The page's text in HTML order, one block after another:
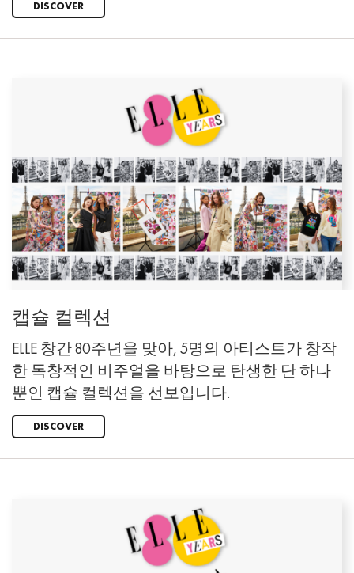
DISCOVER
캡슐 컬렉션
ELLE 창간 80주년을 맞아, 5명의 아티스트가 창작
한 독창적인 비주얼을 바탕으로 탄생한 단 하나
뿐인 캡슐 컬렉션을 선보입니다.
DISCOVER